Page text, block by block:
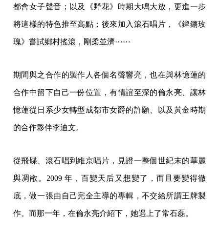
都會女子聲音；以及《野花》時期大鳴大放，更進一步
將這樣的特色推至高點；後來加入滾石唱片，《鏗鏘玫
瑰》嘗試鄉村搖滾，剛柔並濟⋯⋯
期間與之合作的製作人各個名聲響亮，也在與林憶蓮的
合作中留下自己一份位置，有情誼至深的倫永亮、讓林
憶蓮從日系少女轉型成都市女爵的許願、以及黃金時期
的合作夥伴李迪文。
從飛碟、滾石唱到維京唱片，見證一整個世紀末的華麗
與凋敝。2009 年，百變天后又想變了，而且要變得徹
底，做一張由自己完全主導的專輯，不交給所謂王牌製
作。而那一年，在倫永亮介紹下，她遇上了常石磊。